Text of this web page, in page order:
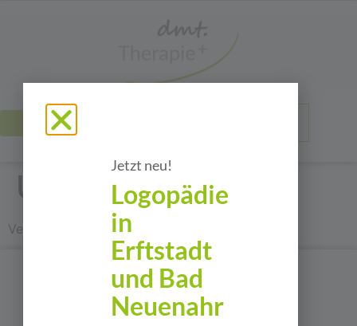
Ute Schuler
Verwaltung
Jetzt neu!
Logopädie
in
Erftstadt
und Bad
Neuenahr